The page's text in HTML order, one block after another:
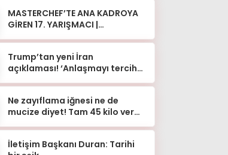
MASTERCHEF’TE ANA KADROYA
GİREN 17. YARIŞMACI |
Trump’tan yeni İran
açıklaması! ‘Anlaşmayı tercih
Ne zayıflama iğnesi ne de
mucize diyet! Tam 45 kilo verdi!
İletişim Başkanı Duran: Tarihi